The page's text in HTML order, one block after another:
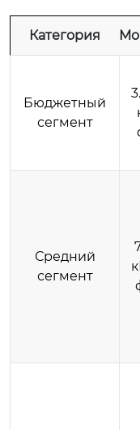
Категория
Бюджетный
сегмент
Средний
сегмент